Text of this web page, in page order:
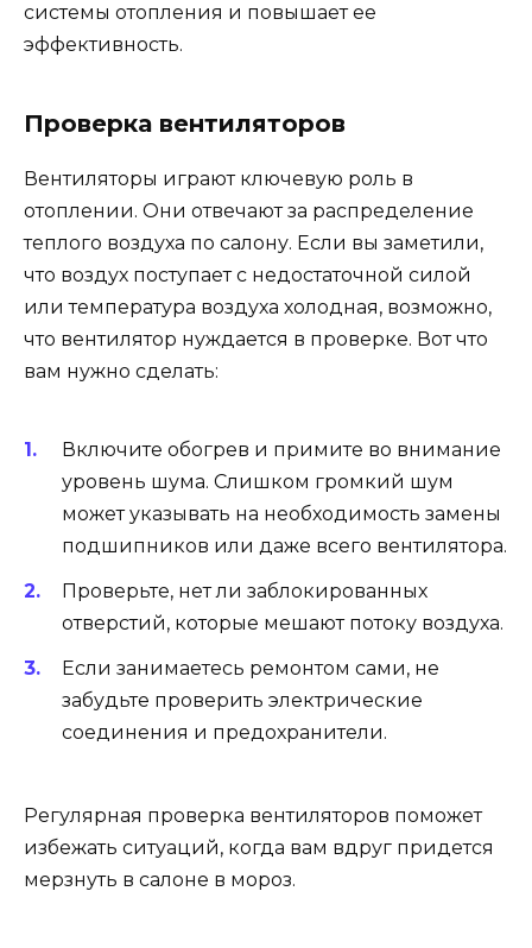
системы отопления и повышает ее
эффективность.
Проверка вентиляторов
Вентиляторы играют ключевую роль в
отоплении. Они отвечают за распределение
теплого воздуха по салону. Если вы заметили,
что воздух поступает с недостаточной силой
или температура воздуха холодная, возможно,
что вентилятор нуждается в проверке. Вот что
вам нужно сделать:
Включите обогрев и примите во внимание
уровень шума. Слишком громкий шум
может указывать на необходимость замены
подшипников или даже всего вентилятора.
Проверьте, нет ли заблокированных
отверстий, которые мешают потоку воздуха.
Если занимаетесь ремонтом сами, не
забудьте проверить электрические
соединения и предохранители.
Регулярная проверка вентиляторов поможет
избежать ситуаций, когда вам вдруг придется
мерзнуть в салоне в мороз.